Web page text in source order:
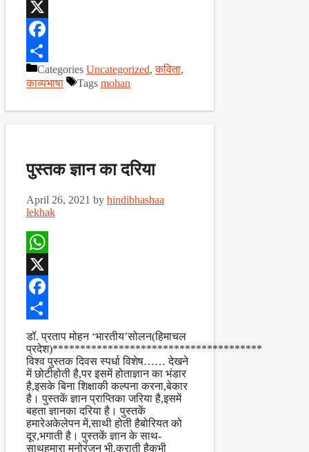
WhatsApp
X
Facebook
ShareCategories Uncategorized,कविता,
काव्यभाषा
Tags mohan
पुस्तक ज्ञान का दरिया
April 26, 2021 by hindibhashaa
lekhak
WhatsApp
X
Facebook
Share
डॉ. प्रताप मोहन ‘भारतीय’सोलन(हिमाचल
प्रदेश)**************************************
विश्व पुस्तक दिवस स्पर्धा विशेष…… देखने
में छोटीहोती है,पर इसमें होताज्ञान का भंडार
है,इसके बिना शिक्षाकी कल्पना करना,बेकार
है। पुस्तकें ज्ञान प्राप्तिका जरिया है,इसमें
बहता ज्ञानका दरिया है। पुस्तकें
हमारेअकेलेपन में,साथी होती हैबोरियत को
दूर,भगाती है। पुस्तकें ज्ञान के साथ-
साथहमारा मनोरंजन भी,कराती हैकभी